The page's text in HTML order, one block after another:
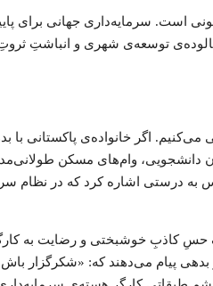
است. سرمایه‌داری جهانی برای
توسعه‌ی شهری و انباشتِ ثروتِ
اگر خانواده‌ی پاکستانی با
وام‌های مسکن
درستی اشاره کرد که در نظام
یک حسِ کاذبِ خوشبختی و رضایت به
و بدهی پیام می‌دهند که: «شکرگزار